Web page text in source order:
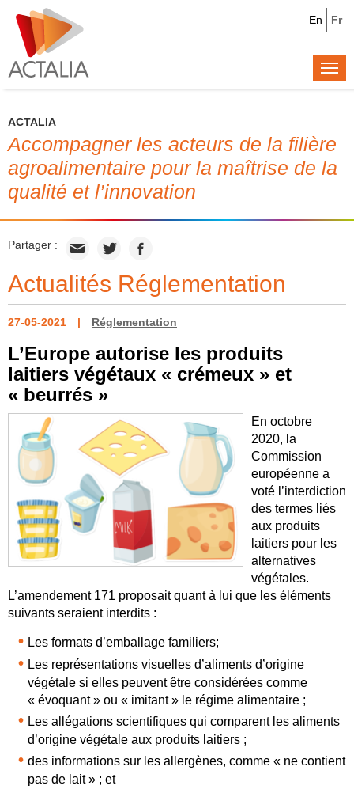
Fr
En
ACTALIA
Accompagner les acteurs de la filière
agroalimentaire pour la maîtrise de la
qualité et l’innovation
Partager :
Actualités Réglementation
27-05-2021 Réglementation
L’Europe autorise les produits
laitiers végétaux « crémeux » et
« beurrés »
En octobre
2020, la
Commission
européenne a
voté l’interdiction
des termes liés
aux produits
laitiers pour les
alternatives
végétales.
L’amendement 171 proposait quant à lui que les éléments
suivants seraient interdits :
Les formats d’emballage familiers;
Les représentations visuelles d’aliments d’origine
végétale si elles peuvent être considérées comme
« évoquant » ou « imitant » le régime alimentaire ;
Les allégations scientifiques qui comparent les aliments
d’origine végétale aux produits laitiers ;
des informations sur les allergènes, comme « ne contient
pas de lait » ; et